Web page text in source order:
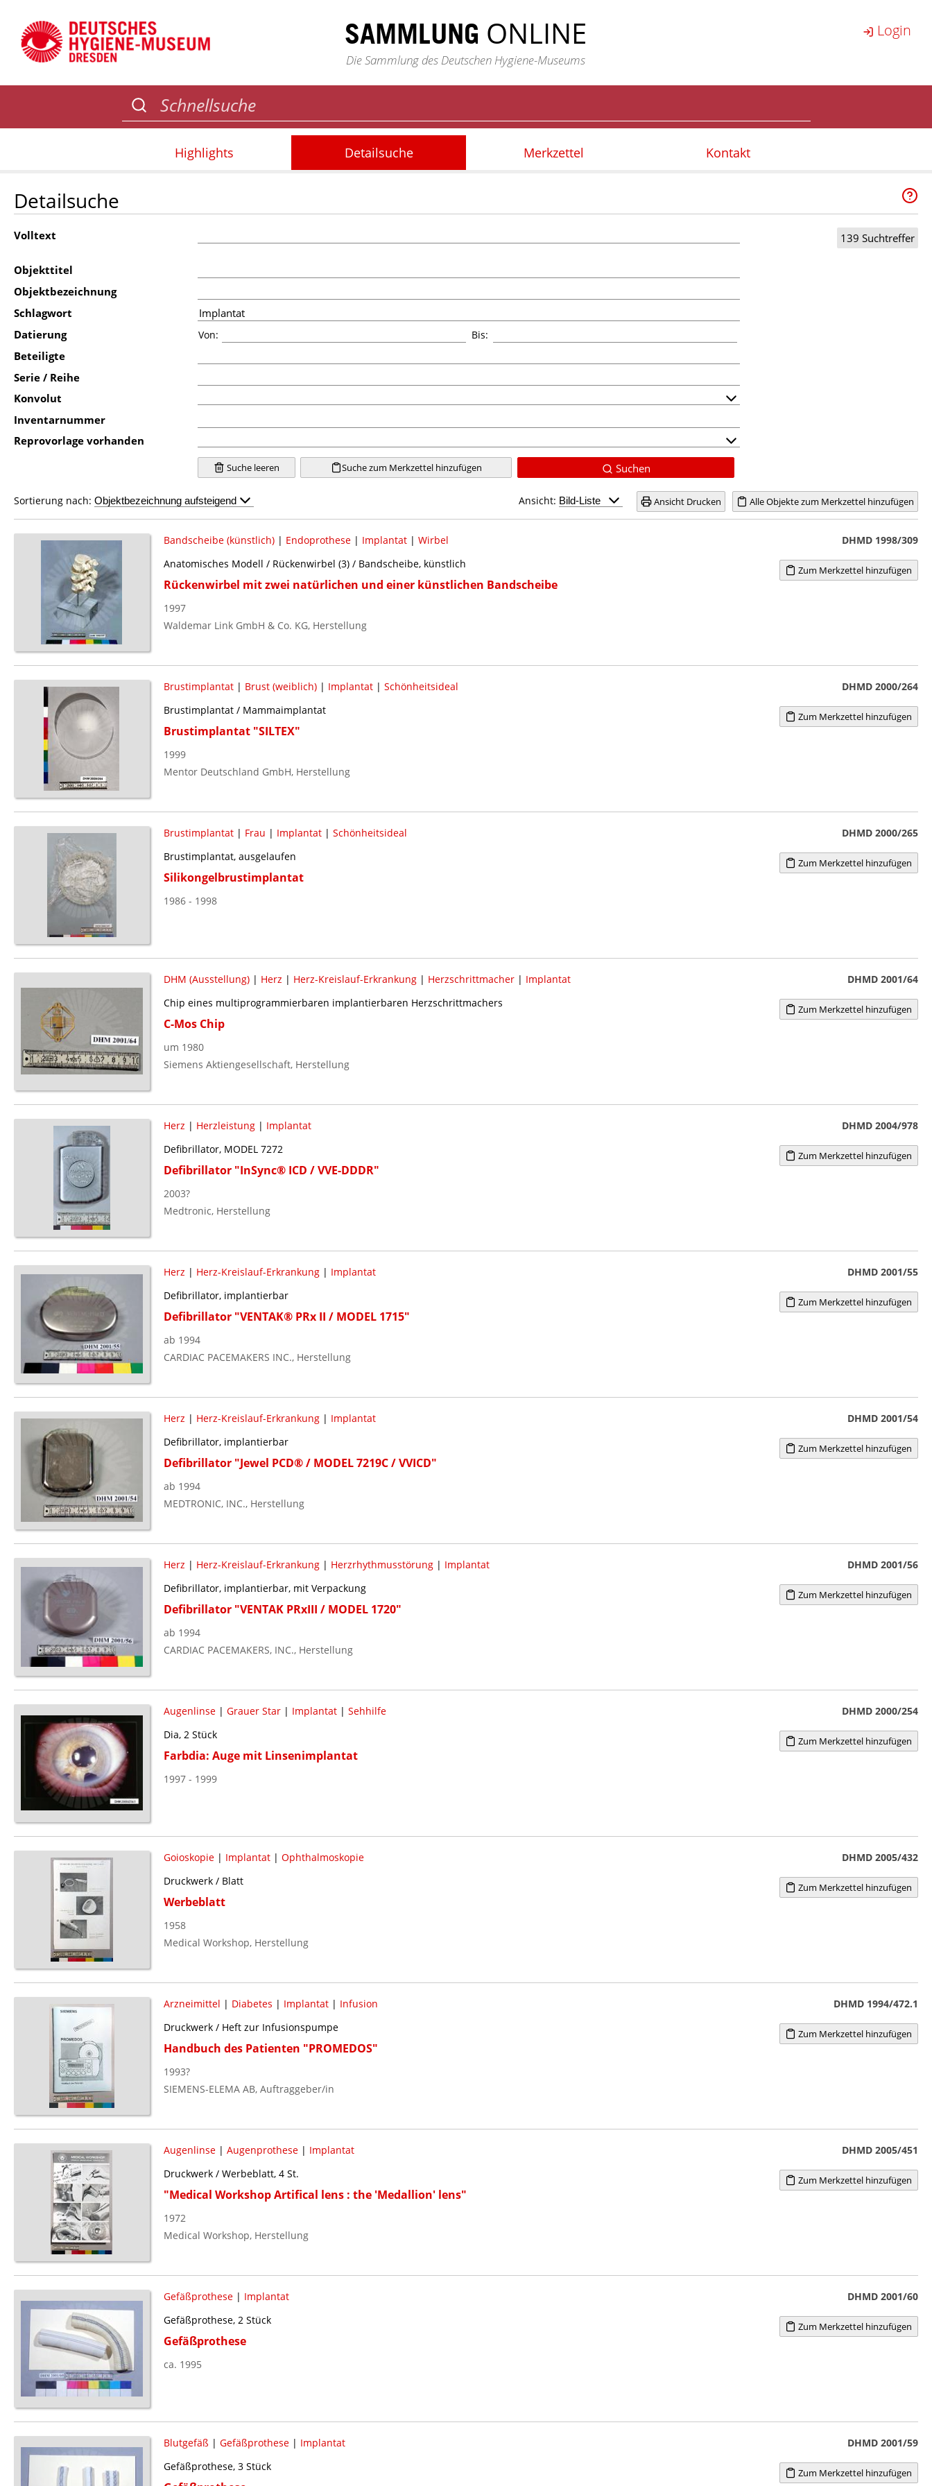
SAMMLUNG ONLINE
Die Sammlung des Deutschen Hygiene-Museums
Login
Highlights Detailsuche Merkzettel Kontakt
Detailsuche
139 Suchtreffer
Volltext
Objekttitel
Objektbezeichnung
Schlagwort
Datierung
Von: Bis:
Beteiligte
Serie / Reihe
Konvolut
Inventarnummer
Reprovorlage vorhanden
Suche leeren Suche zum Merkzettel hinzufügen Suchen
Alle Objekte zum Merkzettel hinzufügen
Ansicht Drucken
Ansicht:
Sortierung nach:
Bandscheibe (künstlich)| Endoprothese| Implantat| Wirbel
Anatomisches Modell / Rückenwirbel (3) / Bandscheibe, künstlich
Rückenwirbel mit zwei natürlichen und einer künstlichen Bandscheibe
1997
Waldemar Link GmbH & Co. KG, Herstellung
DHMD 1998/309
Zum Merkzettel hinzufügen
Brustimplantat| Brust (weiblich)| Implantat| Schönheitsideal
Brustimplantat / Mammaimplantat
Brustimplantat "SILTEX"
1999
Mentor Deutschland GmbH, Herstellung
DHMD 2000/264
Zum Merkzettel hinzufügen
Brustimplantat| Frau | Implantat| Schönheitsideal
Brustimplantat, ausgelaufen
Silikongelbrustimplantat
1986 - 1998
DHMD 2000/265
Zum Merkzettel hinzufügen
DHM (Ausstellung)| Herz | Herz-Kreislauf-Erkrankung| Herzschrittmacher| Implantat
Chip eines multiprogrammierbaren implantierbaren Herzschrittmachers
C-Mos Chip
um 1980
Siemens Aktiengesellschaft, Herstellung
DHMD 2001/64
Zum Merkzettel hinzufügen
Herz | Herzleistung| Implantat
Defibrillator, MODEL 7272
Defibrillator "InSync® ICD / VVE-DDDR"
2003?
Medtronic, Herstellung
DHMD 2004/978
Zum Merkzettel hinzufügen
Herz | Herz-Kreislauf-Erkrankung| Implantat
Defibrillator, implantierbar
Defibrillator "VENTAK® PRx II / MODEL 1715"
ab 1994
CARDIAC PACEMAKERS INC., Herstellung
DHMD 2001/55
Zum Merkzettel hinzufügen
Herz | Herz-Kreislauf-Erkrankung| Implantat
Defibrillator, implantierbar
Defibrillator "Jewel PCD® / MODEL 7219C / VVICD"
ab 1994
MEDTRONIC, INC., Herstellung
DHMD 2001/54
Zum Merkzettel hinzufügen
Herz | Herz-Kreislauf-Erkrankung| Herzrhythmusstörung| Implantat
Defibrillator, implantierbar, mit Verpackung
Defibrillator "VENTAK PRxIII / MODEL 1720"
ab 1994
CARDIAC PACEMAKERS, INC., Herstellung
DHMD 2001/56
Zum Merkzettel hinzufügen
Augenlinse| Grauer Star| Implantat| Sehhilfe
Dia, 2 Stück
Farbdia: Auge mit Linsenimplantat
1997 - 1999
DHMD 2000/254
Zum Merkzettel hinzufügen
Goioskopie| Implantat| Ophthalmoskopie
Druckwerk / Blatt
Werbeblatt
1958
Medical Workshop, Herstellung
DHMD 2005/432
Zum Merkzettel hinzufügen
Arzneimittel | Diabetes | Implantat| Infusion
Druckwerk / Heft zur Infusionspumpe
Handbuch des Patienten "PROMEDOS"
1993?
SIEMENS-ELEMA AB, Auftraggeber/in
DHMD 1994/472.1
Zum Merkzettel hinzufügen
Augenlinse| Augenprothese| Implantat
Druckwerk / Werbeblatt, 4 St.
"Medical Workshop Artifical lens : the 'Medallion' lens"
1972
Medical Workshop, Herstellung
DHMD 2005/451
Zum Merkzettel hinzufügen
Gefäßprothese| Implantat
Gefäßprothese, 2 Stück
Gefäßprothese
ca. 1995
DHMD 2001/60
Zum Merkzettel hinzufügen
Blutgefäß | Gefäßprothese| Implantat
Gefäßprothese, 3 Stück
DHMD 2001/59
Zum Merkzettel hinzufügen